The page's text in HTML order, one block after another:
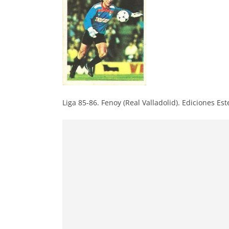
Liga 85-86. Fenoy (Real Valladolid). Ediciones